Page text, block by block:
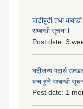
जडीबुटी तथा
सम्बन्धी सूचना l
Post date: 3
नदीजन्य पदार्थ
बन्द हुने सम्बन्धी
Post date: 1